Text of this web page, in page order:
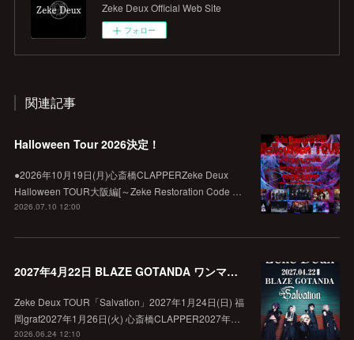
Zeke Deux Official Web Site
フォロー
関連記事
Halloween Tour 2026決定！
●2026年10月19日(月)心斎橋CLAPPERZeke Deux
Halloween TOUR大阪編[～Zeke Restoration Code …
2026.07.10 12:00
2027年4月22日 BLAZE GOTANDA ワンマン決定！
Zeke Deux TOUR「Salvation」2027年1月24日(日) 福
岡graf2027年1月26日(火) 心斎橋CLAPPER2027年…
2026.06.24 12:10